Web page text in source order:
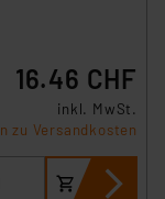
16.46 CHF
inkl. MwSt.
zu Versandkosten